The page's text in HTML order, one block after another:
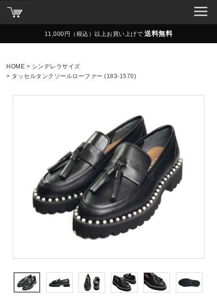
11,000円（税込）以上お買い上げで 送料無料
HOME
シンデレラサイズ
タッセルタンクソールローファー (183-1570)